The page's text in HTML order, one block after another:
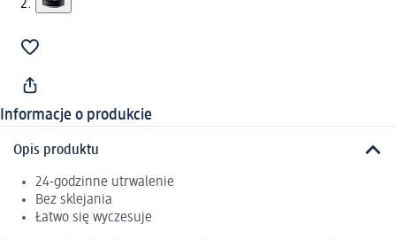
Informacje o produkcie
Opis produktu
24-godzinne utrwalenie
Bez sklejania
Łatwo się wyczesuje